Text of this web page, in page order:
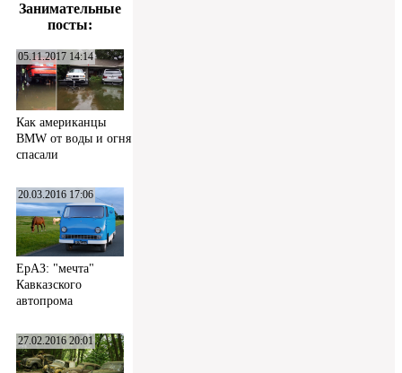
Занимательные
посты:
05.11.2017 14:14
Как американцы
BMW от воды и огня
спасали
20.03.2016 17:06
ЕрАЗ: "мечта"
Кавказского
автопрома
27.02.2016 20:01